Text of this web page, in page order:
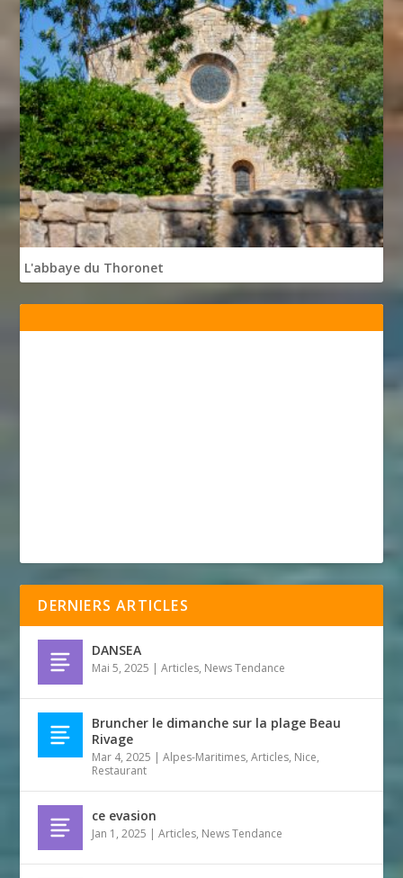
L'abbaye du Thoronet
DERNIERS ARTICLES
DANSEA
Mai 5, 2025 |Articles, News Tendance
Bruncher le dimanche sur la plage Beau
Rivage
Mar 4, 2025 |Alpes-Maritimes,Articles, Nice,
Restaurant
ce evasion
Jan 1, 2025 |Articles, News Tendance